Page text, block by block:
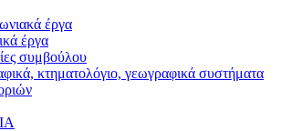
έργα
έργα
συμβούλου
κτηματολόγιο, γεωγραφικά συστήματα